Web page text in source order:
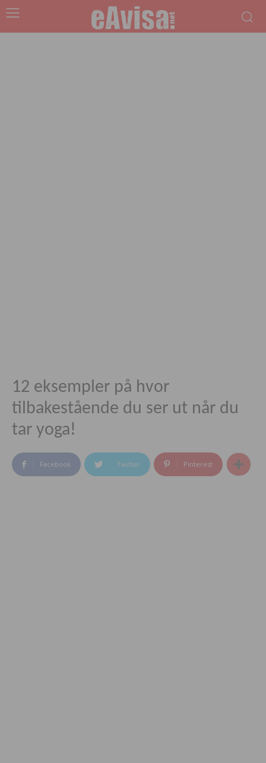
12 eksempler på hvor
tilbakestående du ser ut når du
tar yoga!
Facebook Twitter Pinterest